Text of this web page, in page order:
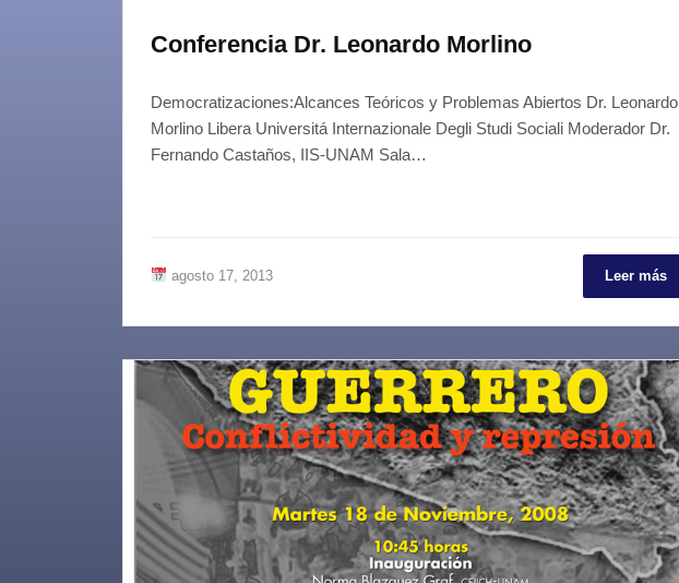
Conferencia Dr. Leonardo Morlino
Democratizaciones:Alcances Teóricos y Problemas Abiertos Dr. Leonardo
Morlino Libera Universitá Internazionale Degli Studi Sociali Moderador Dr.
Fernando Castaños, IIS-UNAM Sala…
agosto 17, 2013 Leer más